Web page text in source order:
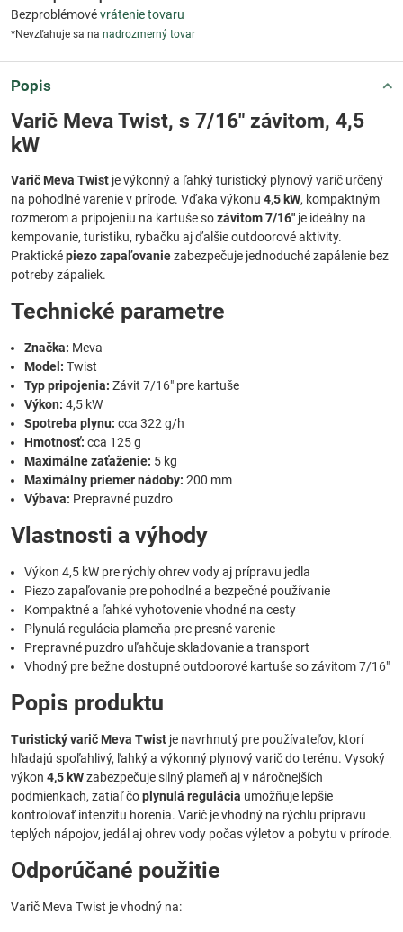
Bezproblémovévrátenie tovaru
*Nevzťahuje sa na nadrozmerný tovar
Popis
Varič Meva Twist, s 7/16" závitom, 4,5
kW
Varič Meva Twist je výkonný a ľahký turistický plynový varič určený
na pohodlné varenie v prírode. Vďaka výkonu 4,5 kW, kompaktným
rozmerom a pripojeniu na kartuše sozávitom 7/16" je ideálny na
kempovanie, turistiku, rybačku aj ďalšie outdoorové aktivity.
Prakticképiezo zapaľovaniezabezpečuje jednoduché zapálenie bez
potreby zápaliek.
Technické parametre
Značka: Meva
Model: Twist
Typ pripojenia: Závit 7/16" pre kartuše
Výkon: 4,5 kW
Spotreba plynu: cca 322 g/h
Hmotnosť: cca 125 g
Maximálne zaťaženie: 5 kg
Maximálny priemer nádoby: 200 mm
Výbava: Prepravné puzdro
Vlastnosti a výhody
Výkon 4,5 kW pre rýchly ohrev vody aj prípravu jedla
Piezo zapaľovanie pre pohodlné a bezpečné používanie
Kompaktné a ľahké vyhotovenie vhodné na cesty
Plynulá regulácia plameňa pre presné varenie
Prepravné puzdro uľahčuje skladovanie a transport
Vhodný pre bežne dostupné outdoorové kartuše so závitom 7/16"
Popis produktu
Turistický varič Meva Twist je navrhnutý pre používateľov, ktorí
hľadajú spoľahlivý, ľahký a výkonný plynový varič do terénu. Vysoký
výkon 4,5 kWzabezpečuje silný plameň aj v náročnejších
podmienkach, zatiaľ čoplynulá regulácia umožňuje lepšie
kontrolovať intenzitu horenia. Varič je vhodný na rýchlu prípravu
teplých nápojov, jedál aj ohrev vody počas výletov a pobytu v prírode.
Odporúčané použitie
Varič Meva Twist je vhodný na: